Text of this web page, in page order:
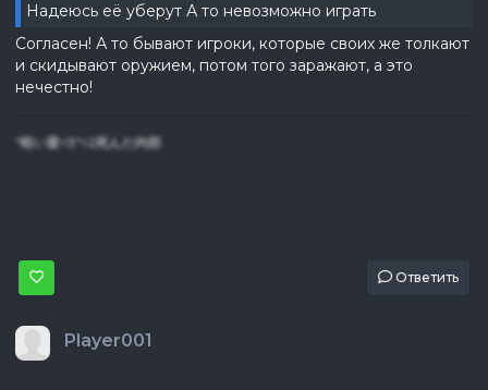
Надеюсь её уберут А то невозможно играть
Согласен! А то бывают игроки, которые своих же толкают
и скидывают оружием, потом того заражают, а это
нечестно!
"暗い愛<3"=2死んだ内部
Ответить
Player001